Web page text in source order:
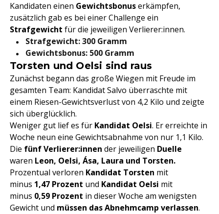
Kandidaten einen Gewichtsbonuserkämpfen,
zusätzlich gab es bei einer Challenge ein
Strafgewicht für die jeweiligen Verlierer:innen.
Strafgewicht: 300 Gramm
Gewichtsbonus: 500 Gramm
Torsten und Oelsi sind raus
Zunächst begann das große Wiegen mit Freude im
gesamten Team: Kandidat Salvo überraschte mit
einem Riesen-Gewichtsverlust von 4,2 Kilo und zeigte
sich überglücklich.
Weniger gut lief es für Kandidat Oelsi. Er erreichte in
Woche neun eine Gewichtsabnahme von nur 1,1 Kilo.
Die fünf Verlierer:innen der jeweiligen Duelle
waren Leon, Oelsi, Ása, Laura und Torsten.
Prozentual verloren Kandidat Torsten mit
minus 1,47 Prozent und Kandidat Oelsi mit
minus 0,59 Prozent in dieser Woche am wenigsten
Gewicht und müssen das Abnehmcamp verlassen.